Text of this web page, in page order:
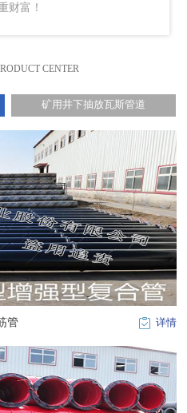
财富！
CENTER
矿用井下抽放瓦斯管道
管 详情